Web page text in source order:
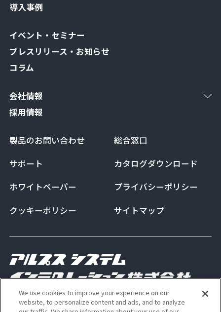
導入事例
イベント・セミナー
プレスリリース・お知らせ
コラム
会社情報
採用情報
製品のお問い合わせ
総合窓口
サポート
カタログダウンロード
ホワイトペーパー
プライバシーポリシー
クッキーポリシー
サイトマップ
Copyright Alps System Integration Co., Ltd. All
We use cookies to improve your experience on our
website, to personalize content and ads, and to analyze